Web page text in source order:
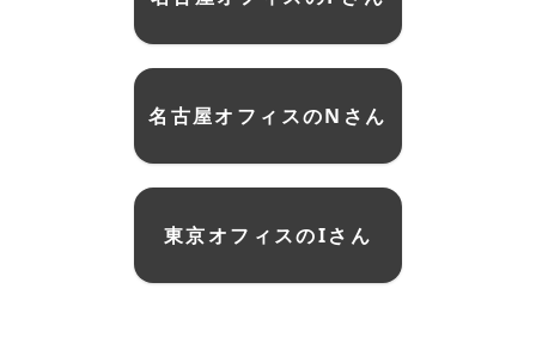
名古屋オフィスのNさん
東京オフィスのIさん